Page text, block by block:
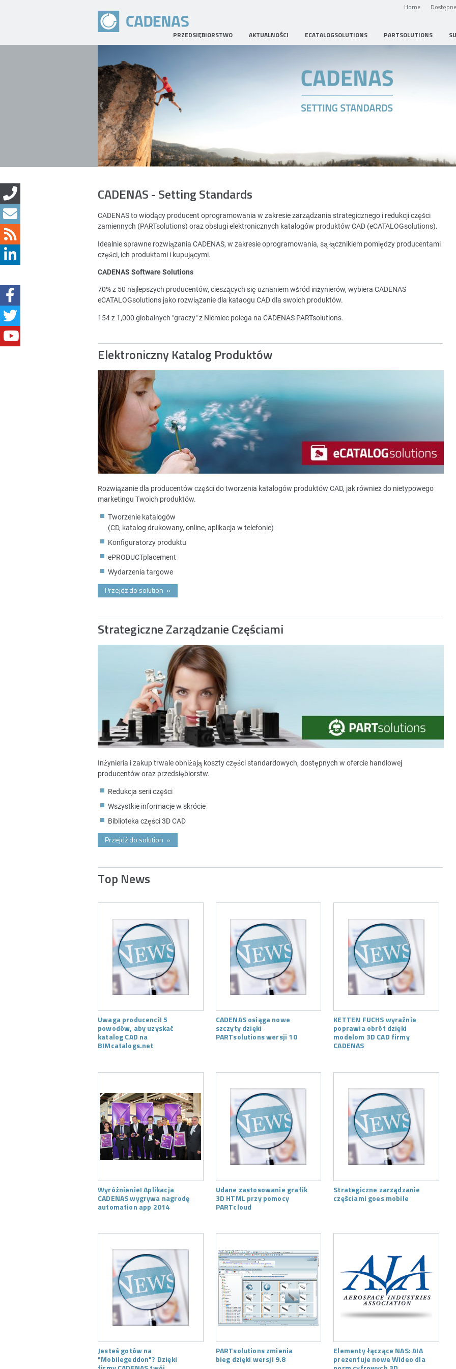
Home
PRZEDSIĘBIORSTWO AKTUALNOŚCI ECATALOGSOLUTIONS PARTSOLUTIONS
CADENAS - Setting Standards
CADENAS to wiodący producent oprogramowania w zakresie zarządzania strategicznego i redukcji części
zamiennych (PARTsolutions) oraz obsługi elektronicznych katalogów produktów CAD (eCATALOGsolutions).
Idealnie sprawne rozwiązania CADENAS, w zakresie oprogramowania, są łącznikiem pomiędzy producentami
części, ich produktami i kupującymi.
CADENAS Software Solutions
70% z 50 najlepszych producentów, cieszących się uznaniem wśród inżynierów, wybiera CADENAS
eCATALOGsolutions jako rozwiązanie dla kataogu CAD dla swoich produktów.
154 z 1,000 globalnych "graczy" z Niemiec polega na CADENAS PARTsolutions.
Elektroniczny Katalog Produktów
Rozwiązanie dla producentów części do tworzenia katalogów produktów CAD, jak również do nietypowego
marketingu Twoich produktów.
Tworzenie katalogów
(CD, katalog drukowany, online, aplikacja w telefonie)
Konfiguratorzy produktu
ePRODUCTplacement
Wydarzenia targowe
Przejdż do solution »
Strategiczne Zarządzanie Częściami
Inżynieria i zakup trwale obniżają koszty części standardowych, dostępnych w ofercie handlowej
producentów oraz przedsiębiorstw.
Redukcja serii części
Wszystkie informacje w skrócie
Biblioteka części 3D CAD
Przejdż do solution »
Top News
Uwaga producenci! 5
powodów, aby uzyskać
katalog CAD na
BIMcatalogs.net
CADENAS osiąga nowe
szczyty dzięki
PARTsolutions wersji 10
KETTEN FUCHS wyraźnie
poprawia obrót dzięki
modelom 3D CAD firmy
CADENAS
Wyróżnienie! Aplikacja
CADENAS wygrywa nagrodę
automation app 2014
Udane zastosowanie grafik
3D HTML przy pomocy
PARTcloud
Strategiczne zarządzanie
częściami goes mobile
Jesteś gotów na
"Mobilegeddon"? Dzięki
PARTsolutions zmienia
bieg dzięki wersji 9.8
Elementy łączące NAS: AIA
prezentuje nowe Wideo dla